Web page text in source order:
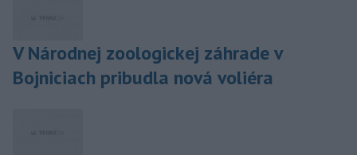
V Národnej zoologickej záhrade v
Bojniciach pribudla nová voliéra